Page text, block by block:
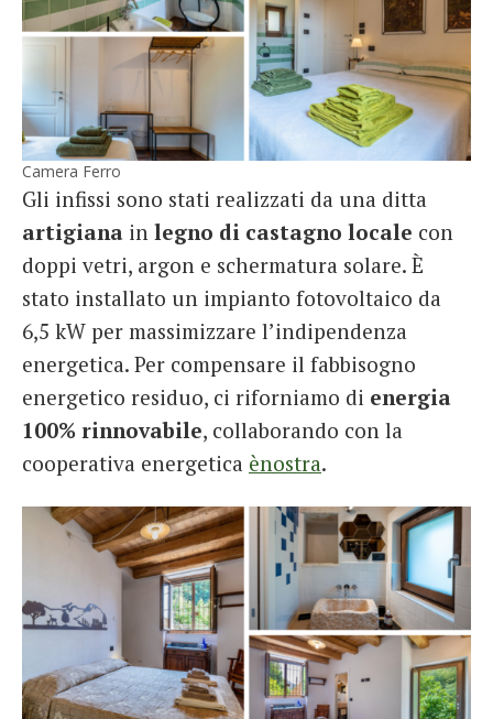
Camera Ferro
Gli infissi sono stati realizzati da una ditta
artigiana in legno di castagno locale con
doppi vetri, argon e schermatura solare. È
stato installato un impianto fotovoltaico da
6,5 kW per massimizzare l’indipendenza
energetica. Per compensare il fabbisogno
energetico residuo, ci riforniamo di energia
100% rinnovabile, collaborando con la
cooperativa energetica ènostra.